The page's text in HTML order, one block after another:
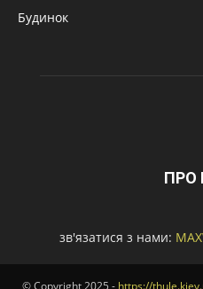
Будинок
ПРО
зв'язатися з нами:
© Copyright 2025 - https://